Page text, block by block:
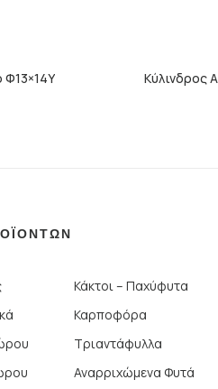
Φ13×14Υ Κύλινδρος
Κάκτοι – Παχύφυτα
Καρποφόρα
Τριαντάφυλλα
Αναρριχώμενα Φυτά